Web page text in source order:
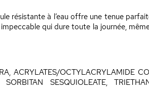
résistante à l’eau offre une tenue
qui dure toute la journée,
ACRYLATES/OCTYLACRYLAMIDE
SESQUIOLEATE,